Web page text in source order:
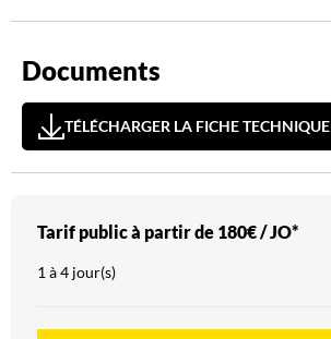
Documents
TÉLÉCHARGER LA FICHE TECHNIQUE
Tarif public à partir de 180€ / JO*
1 à 4 jour(s)